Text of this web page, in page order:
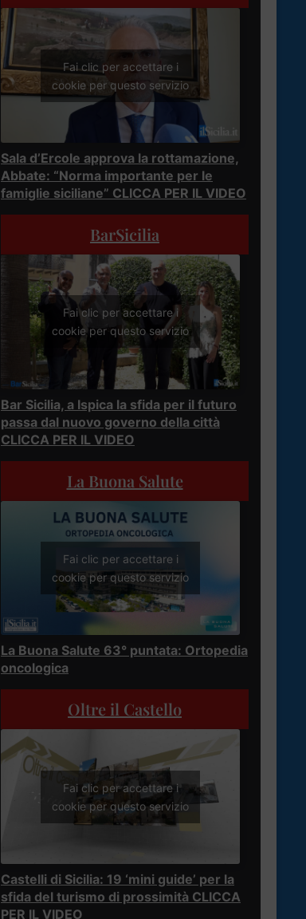
Fai clic per accettare i
cookie per questo servizio
Sala d’Ercole approva la rottamazione,
Abbate: “Norma importante per le
famiglie siciliane” CLICCA PER IL VIDEO
BarSicilia
Fai clic per accettare i
cookie per questo servizio
Bar Sicilia, a Ispica la sfida per il futuro
passa dal nuovo governo della città
CLICCA PER IL VIDEO
La Buona Salute
Fai clic per accettare i
cookie per questo servizio
La Buona Salute 63° puntata: Ortopedia
oncologica
Oltre il Castello
Fai clic per accettare i
cookie per questo servizio
Castelli di Sicilia: 19 ‘mini guide’ per la
sfida del turismo di prossimità CLICCA
PER IL VIDEO